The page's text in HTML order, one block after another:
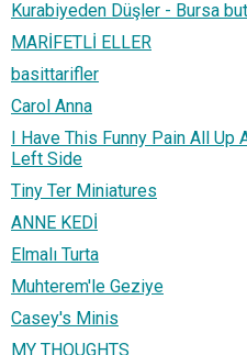
Kurabiyeden Düşler - Bursa
MARİFETLİ ELLER
basittarifler
Carol Anna
I Have This Funny Pain All Up
Left Side
Tiny Ter Miniatures
ANNE KEDİ
Elmalı Turta
Muhterem'le Geziye
Casey's Minis
MY THOUGHTS